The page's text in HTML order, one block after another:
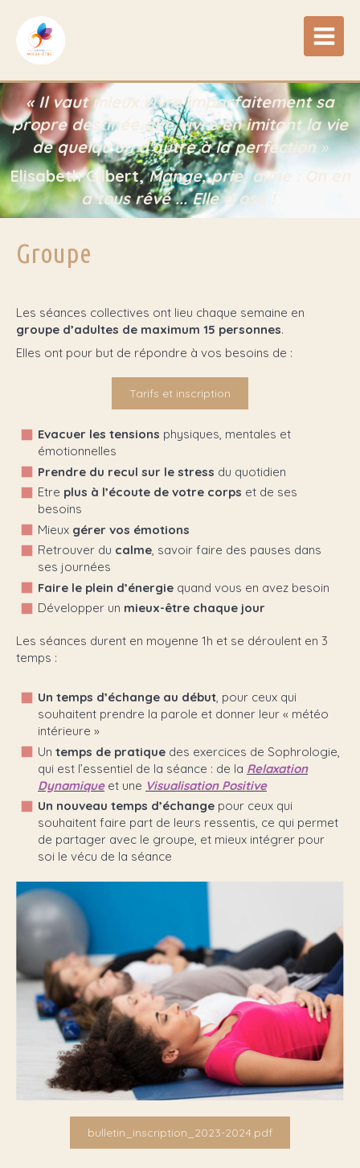
«Il vaut mieux vivre imparfaitement sa
propre destinée que vivre en imitant la vie
de quelqu'un d'autre à la perfection »
Elisabeth Gilbert,Mange, prie, aime : On en
a tous rêvé ... Elle a osé !
Groupe
Les séances collectives ont lieu chaque semaine en
groupe d’adultes de maximum 15 personnes.
Elles ont pour but de répondre à vos besoins de :
Tarifs et inscription
Evacuer les tensions physiques, mentales et
émotionnelles
Prendre du recul sur le stress du quotidien
Etre plus à l’écoute de votre corps et de ses
besoins
Mieux gérer vos émotions
Retrouver du calme, savoir faire des pauses dans
ses journées
Faire le plein d’énergie quand vous en avez besoin
Développer un mieux-être chaque jour
Les séances durent en moyenne 1h et se déroulent en 3
temps :
Un temps d’échange au début, pour ceux qui
souhaitent prendre la parole et donner leur « météo
intérieure »
Un temps de pratique des exercices de Sophrologie,
qui est l’essentiel de la séance : de la Relaxation
Dynamiqueet une Visualisation Positive
Un nouveau temps d’échange pour ceux qui
souhaitent faire part de leurs ressentis, ce qui permet
de partager avec le groupe, et mieux intégrer pour
soi le vécu de la séance
bulletin_inscription_2023-2024.pdf